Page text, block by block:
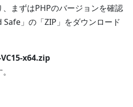
まずはPHPのバージョンを確認
Safe」の「ZIP」をダウンロード
x64.zip